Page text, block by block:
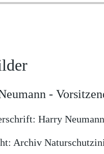
-
Harry
Archiv